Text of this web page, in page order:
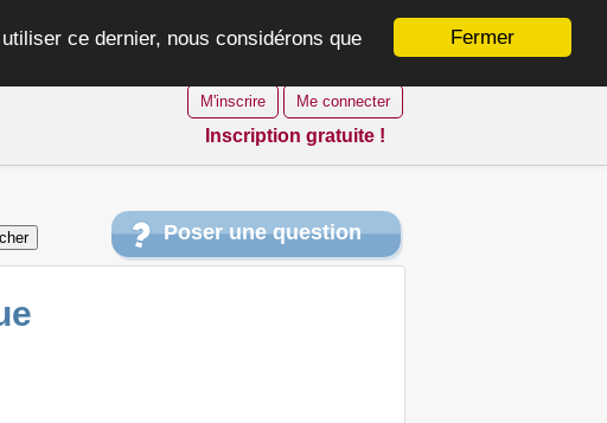
Fermer
ce dernier, nous considérons que
M'inscrire Me connecter
Inscription gratuite !
Poser une question